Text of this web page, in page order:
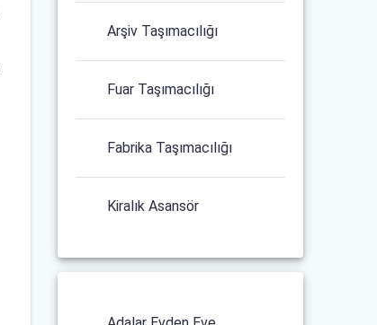
Arşiv Taşımacılığı
Fuar Taşımacılığı
Fabrika Taşımacılığı
Kiralık Asansör